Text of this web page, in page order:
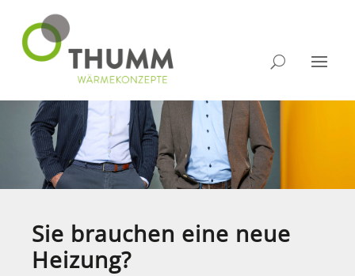
Sie brauchen eine neue
Heizung?